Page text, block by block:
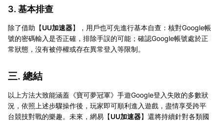
3. 基本排查
除了借助【UU加速器】，用戶也可先進行基本自查：核對Google帳
號的密碼輸入是否正確，排除手誤的可能；確認Google帳號處於正
常狀態，沒有被停權或存在異常登入等限制。
三. 總結
以上方法大致能涵蓋《寶可夢冠軍》手遊Google登入失敗的多數狀
況，依照上述步驟操作後，玩家即可順利進入遊戲，盡情享受跨平
台競技對戰的樂趣。未來，網易【UU加速器】還將持續針對各類國